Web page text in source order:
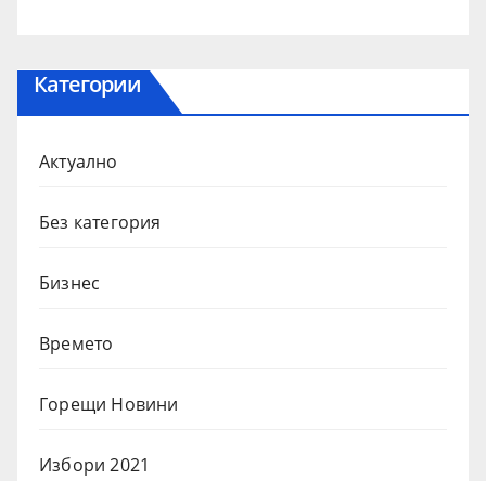
Категории
Актуално
Без категория
Бизнес
Времето
Горещи Новини
Избори 2021